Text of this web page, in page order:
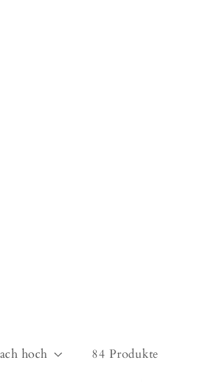
84 Produkte